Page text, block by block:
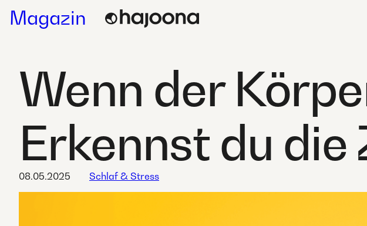
Magazin
Schlaf & Stress
Wenn der
Erkennst du die
08.05.2025